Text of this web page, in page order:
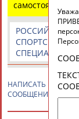
© Стадион, 1998-
Разработка и
Адресов в
Подпишись
самостоятельно
РОССИЙСКИЕ
СПОРТСМЕНЫ,
СПЕЦИАЛИСТЫ
НАПИСАТЬ
СООБЩЕНИЕ